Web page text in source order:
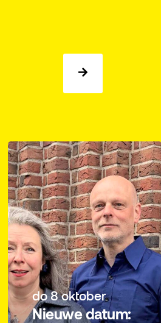
do 8 oktober
Nieuwe datum: